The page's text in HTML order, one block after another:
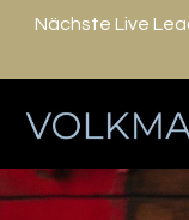
Nächste Live